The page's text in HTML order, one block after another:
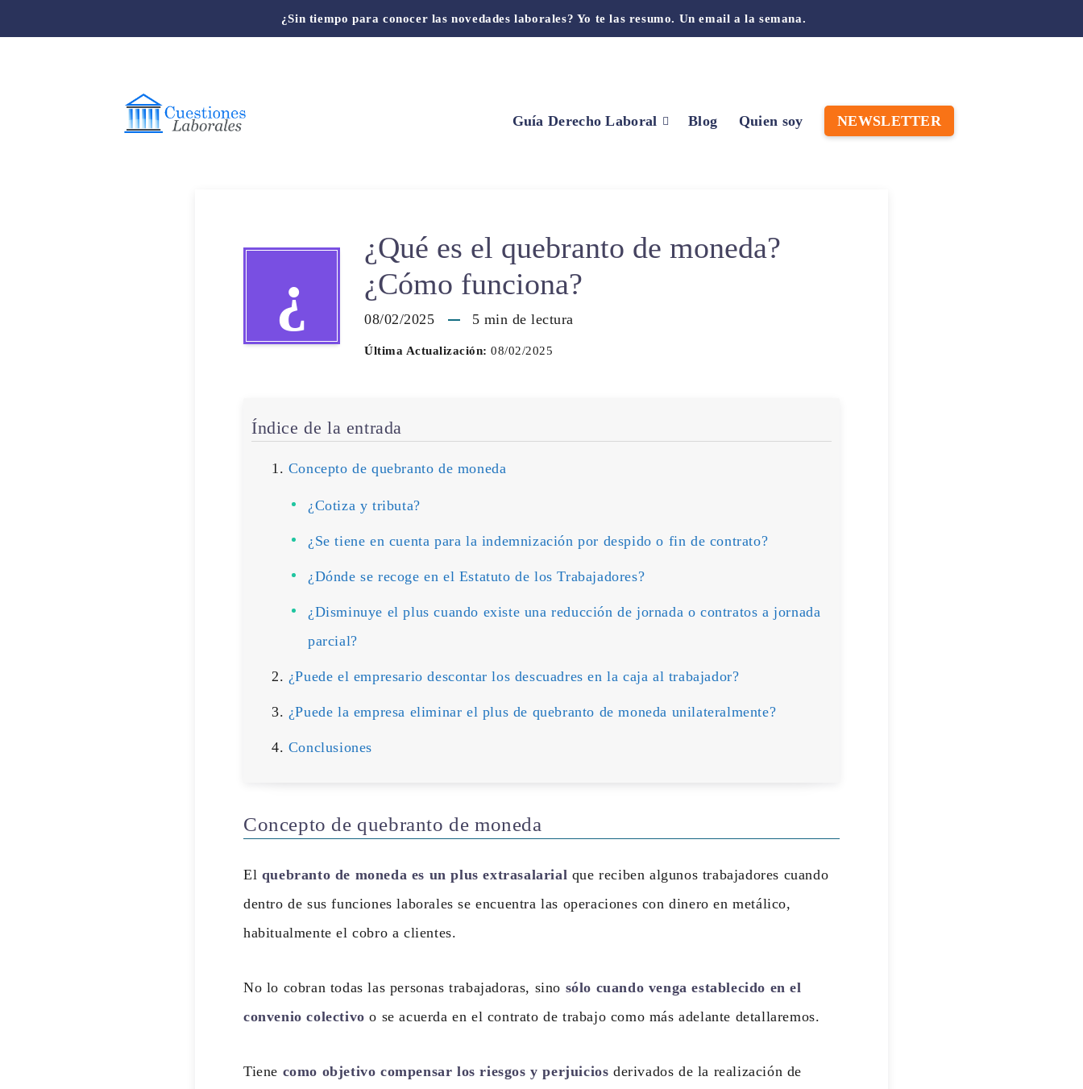
¿Sin tiempo para conocer las novedades laborales? Yo te las resumo. Un email a la semana.
Guía Derecho Laboral Blog Quien soy NEWSLETTER
¿
¿Qué es el quebranto de moneda?
¿Cómo funciona?
08/02/2025 5 min de lectura
Última Actualización: 08/02/2025
Índice de la entrada
Concepto de quebranto de moneda
¿Cotiza y tributa?
¿Se tiene en cuenta para la indemnización por despido o fin de contrato?
¿Dónde se recoge en el Estatuto de los Trabajadores?
¿Disminuye el plus cuando existe una reducción de jornada o contratos a jornada
parcial?
¿Puede el empresario descontar los descuadres en la caja al trabajador?
¿Puede la empresa eliminar el plus de quebranto de moneda unilateralmente?
Conclusiones
Concepto de quebranto de moneda
El quebranto de moneda es un plus extrasalarial que reciben algunos trabajadores cuando
dentro de sus funciones laborales se encuentra las operaciones con dinero en metálico,
habitualmente el cobro a clientes.
No lo cobran todas las personas trabajadoras, sino sólo cuando venga establecido en el
convenio colectivo o se acuerda en el contrato de trabajo como más adelante detallaremos.
Tiene como objetivo compensar los riesgos y perjuiciosderivados de la realización de